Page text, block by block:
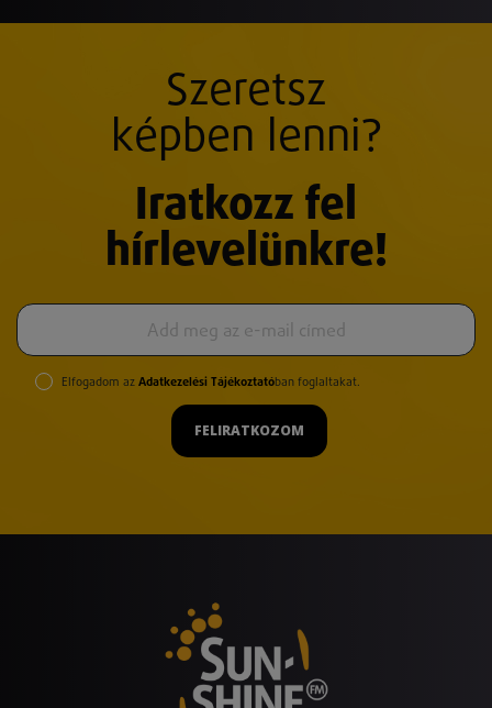
Szeretsz
képben lenni?
Iratkozz fel
hírlevelünkre!
Elfogadom az Adatkezelési Tájékoztatóban foglaltakat.
FELIRATKOZOM